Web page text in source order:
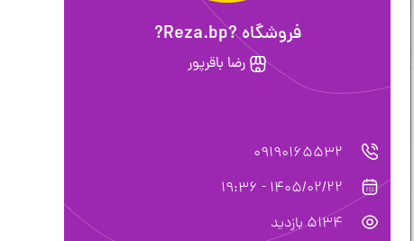
فروشگاه ?Reza.bp?
رضا باقرپور
09190165532
1405/02/22 - 19:36
5134 بازدید